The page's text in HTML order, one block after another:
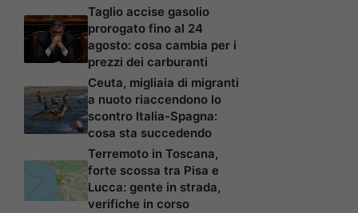
Taglio accise gasolio
prorogato fino al 24
agosto: cosa cambia per i
prezzi dei carburanti
Ceuta, migliaia di migranti
a nuoto riaccendono lo
scontro Italia-Spagna:
cosa sta succedendo
Terremoto in Toscana,
forte scossa tra Pisa e
Lucca: gente in strada,
verifiche in corso